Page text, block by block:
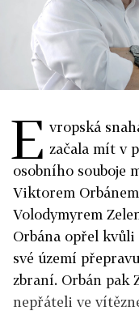
E vropská
začala mít v
osobního souboje
Viktorem
Volodymyrem
Orbána opřel
své území
zbraní. Orbán pak
nepřáteli ve